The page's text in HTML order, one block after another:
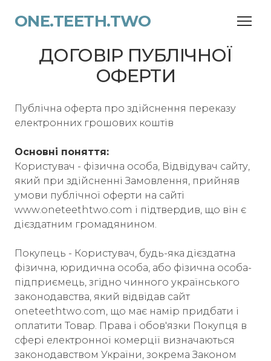
ONE.TEETH.TWO
ДОГОВІР ПУБЛІЧНОЇ
ОФЕРТИ
Публічна оферта про здійснення переказу
електронних грошових коштів
Основні поняття:
Користувач - фізична особа, Відвідувач сайту,
який при здійсненні Замовлення, прийняв
умови публічної оферти на сайті
www.oneteethtwo.com і підтвердив, що він є
дієздатним громадянином.
Покупець - Користувач, будь-яка дієздатна
фізична, юридична особа, або фізична особа-
підприємець, згідно чинного українського
законодавства, який відвідав сайт
oneteethtwo.com, що має намір придбати і
оплатити Товар. Права і обов'язки Покупця в
сфері електронної комерції визначаються
законодавством України, зокрема Законом